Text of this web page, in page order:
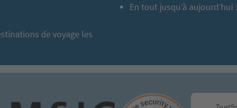
de voyage les
En tout jusqu’à aujourd’hui :